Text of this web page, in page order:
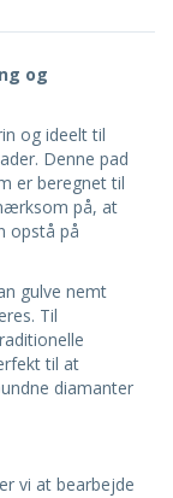
og
og ideelt til
Denne pad
er beregnet til
på, at
opstå på
gulve nemt
Til
til at
diamanter
vi at bearbejde